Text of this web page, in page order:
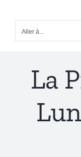
contenuAller à...
La